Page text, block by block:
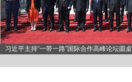
习近平主持“一带一路”国际合作高峰论坛圆